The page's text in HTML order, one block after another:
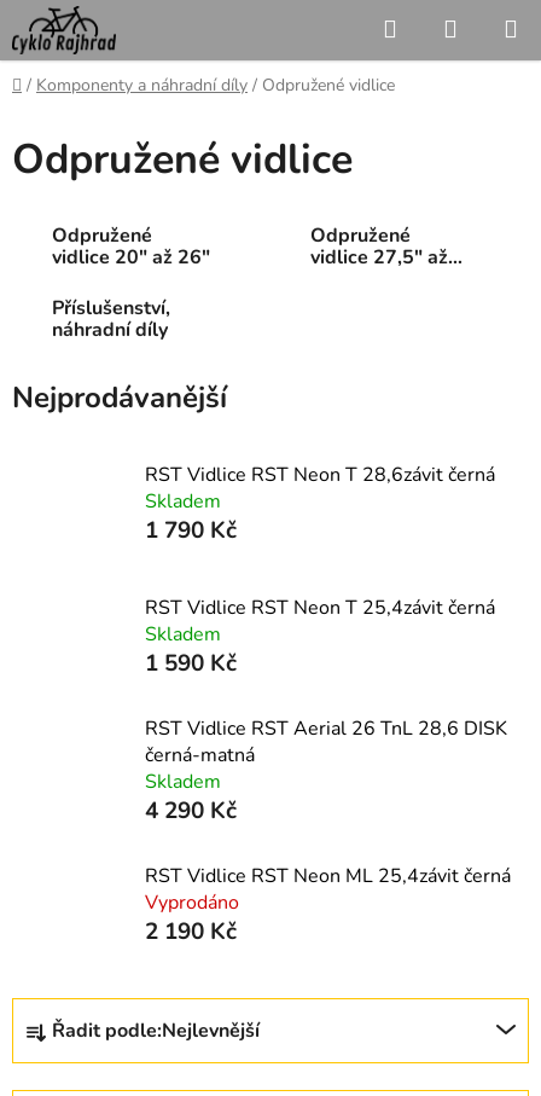
Přejít
na
obsah
Hledat
KOŠÍK
Domů
/ Komponenty a náhradní díly / Odpružené vidlice
Odpružené vidlice
Odpružené
vidlice 20" až 26"
Odpružené
vidlice 27,5" až
Příslušenství,
náhradní díly
Nejprodávanější
RST Vidlice RST Neon T 28,6závit černá
Skladem
1 790 Kč
RST Vidlice RST Neon T 25,4závit černá
Skladem
1 590 Kč
RST Vidlice RST Aerial 26 TnL 28,6 DISK
černá-matná
Skladem
4 290 Kč
RST Vidlice RST Neon ML 25,4závit černá
Vyprodáno
2 190 Kč
Ř
z
Řadit podle:Nejlevnější